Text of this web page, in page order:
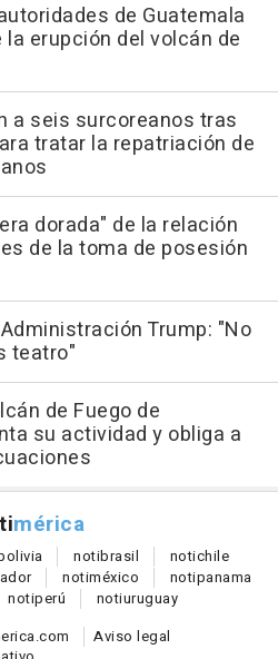
de Guatemala
erupción del volcán de
a seis surcoreanos tras
tratar la repatriación de
dorada" de la relación
de la toma de posesión
Trump: "No
teatro"
de Fuego de
su actividad y obliga a
mérica
notibrasil notichile
notiméxico notipanama
notiperú notiuruguay
Aviso legal